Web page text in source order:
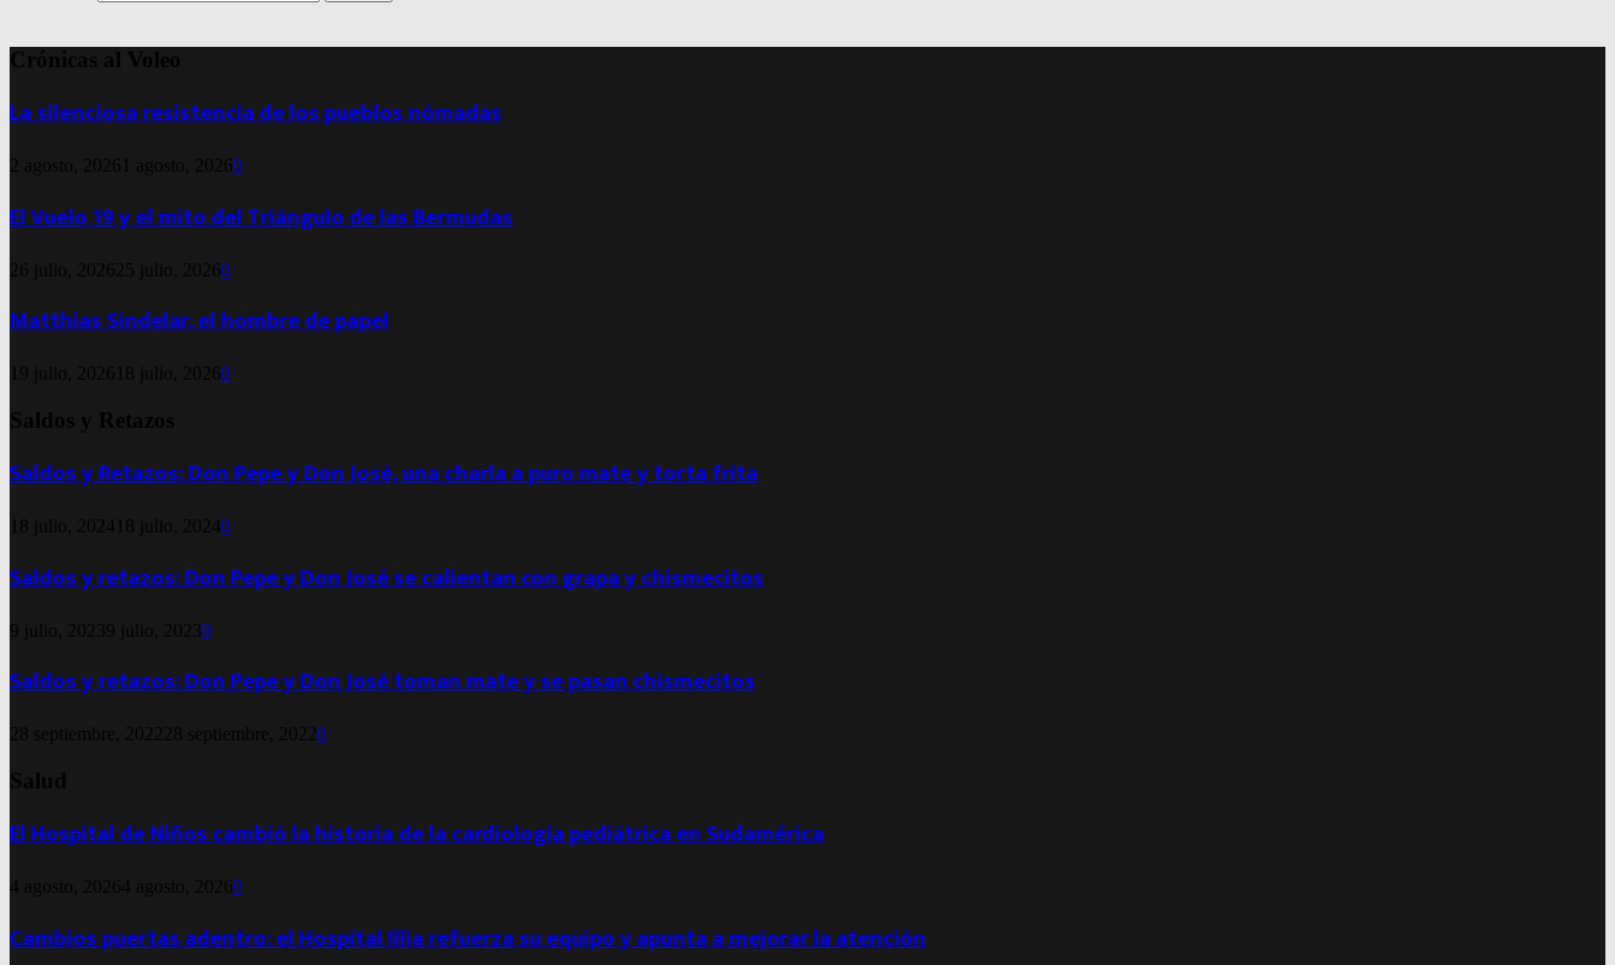
Crónicas al Voleo
La silenciosa resistencia de los pueblos nómadas
2 agosto, 2026 1 agosto, 20260
El Vuelo 19 y el mito del Triángulo de las Bermudas
26 julio, 2026 25 julio, 20260
Matthias Sindelar, el hombre de papel
19 julio, 2026 18 julio, 20260
Saldos y Retazos
Saldos y Retazos: Don Pepe y Don José, una charla a puro mate y torta frita
18 julio, 2024 18 julio, 20240
Saldos y retazos: Don Pepe y Don José se calientan con grapa y chismecitos
9 julio, 20239 julio, 20230
Saldos y retazos: Don Pepe y Don José toman mate y se pasan chismecitos
28 septiembre, 2022 28 septiembre, 2022 0
Salud
El Hospital de Niños cambió la historia de la cardiología pediátrica en Sudamérica
4 agosto, 20264 agosto, 20260
Cambios puertas adentro: el Hospital Illia refuerza su equipo y apunta a mejorar la atención